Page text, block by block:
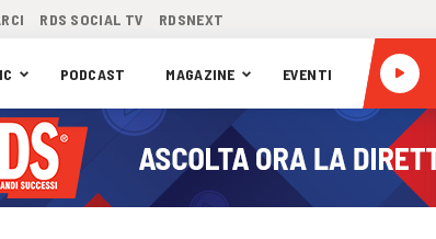
RDS SOCIAL TV RDSNEXT
PODCAST MAGAZINE EVENTI